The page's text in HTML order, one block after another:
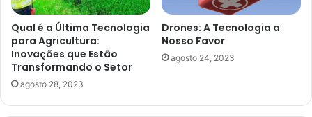
Qual é a Última Tecnologia
para Agricultura:
Inovações que Estão
Transformando o Setor
agosto 28, 2023
Drones: A Tecnologia a
Nosso Favor
agosto 24, 2023